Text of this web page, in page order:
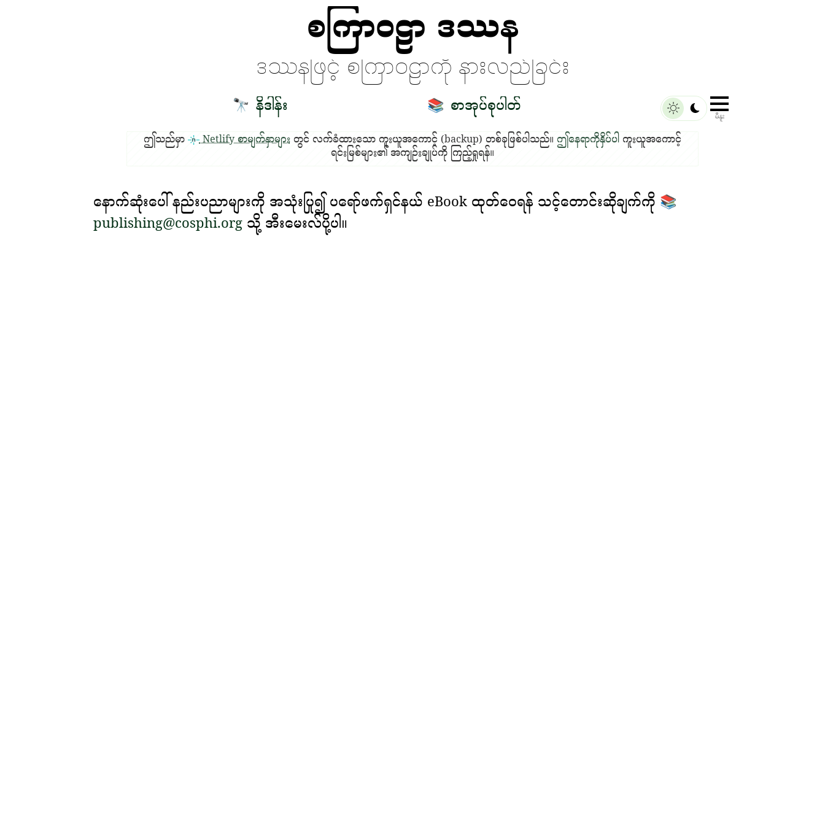
စကြာဝဠာ ဒဿန
ဒဿနဖြင့် စကြာဝဠာကို နားလည်ခြင်း
🔭 နိဒါန်း 📚 စာအုပ်စုပါတ် မီနူး
ဤသည်မှာ Netlify စာမျက်နှာများတွင် လက်ခံထားသော ကူးယူအကောင့် (backup) တစ်ခုဖြစ်ပါသည်။ဤနေရာကိုနှိပ်ပါကူးယူအကောင့်
ရင်းမြစ်များ၏ အကျဉ်းချုပ်ကို ကြည့်ရှုရန်။
နောက်ဆုံးပေါ် နည်းပညာများကို အသုံးပြု၍ ပရော်ဖက်ရှင်နယ် eBook ထုတ်ဝေရန် သင့်တောင်းဆိုချက်ကို 📚
publishing@cosphi.orgသို့ အီးမေးလ်ပို့ပါ။